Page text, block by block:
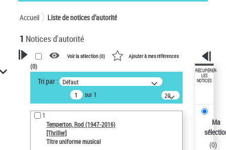
Accueil Liste de notices d’autorité
1 Notices d'autorité
VOTRE RECHERCHE
Recherche avancée dans les
notices d’autorité
Œuvres liées à l'auteur :
Temperton, Rod (1947-2016)
Auteur d’œuvre
Voir la sélection (0) Ajouter à mes références
(0)
Tri par : Défaut
sur 1
20
résultats/page
1
Temperton, Rod (1947-2016)
[Thriller]
Titre uniforme musical
RÉCUPÉRER
LES
NOTICES
Ma
(0)